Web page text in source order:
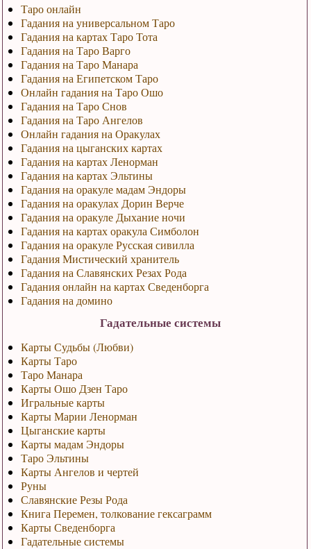
Таро онлайн
Гадания на универсальном Таро
Гадания на картах Таро Тота
Гадания на Таро Варго
Гадания на Таро Манара
Гадания на Египетском Таро
Онлайн гадания на Таро Ошо
Гадания на Таро Снов
Гадания на Таро Ангелов
Онлайн гадания на Оракулах
Гадания на цыганских картах
Гадания на картах Ленорман
Гадания на картах Эльтины
Гадания на оракуле мадам Эндоры
Гадания на оракулах Дорин Верче
Гадания на оракуле Дыхание ночи
Гадания на картах оракула Симболон
Гадания на оракуле Русская сивилла
Гадания Мистический хранитель
Гадания на Славянских Резах Рода
Гадания онлайн на картах Сведенборга
Гадания на домино
Гадательные системы
Карты Судьбы (Любви)
Карты Таро
Таро Манара
Карты Ошо Дзен Таро
Игральные карты
Карты Марии Ленорман
Цыганские карты
Карты мадам Эндоры
Таро Эльтины
Карты Ангелов и чертей
Руны
Славянские Резы Рода
Книга Перемен, толкование гексаграмм
Карты Сведенборга
Гадательные системы